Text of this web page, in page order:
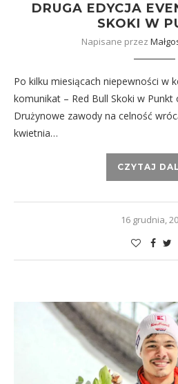
DRUGA EDYCJA
SKOKI W
Napisane przez
Po kilku miesiącach niepewności w
komunikat – Red Bull Skoki w Punkt
Drużynowe zawody na celność
kwietnia…
CZYTAJ
16 grudnia,